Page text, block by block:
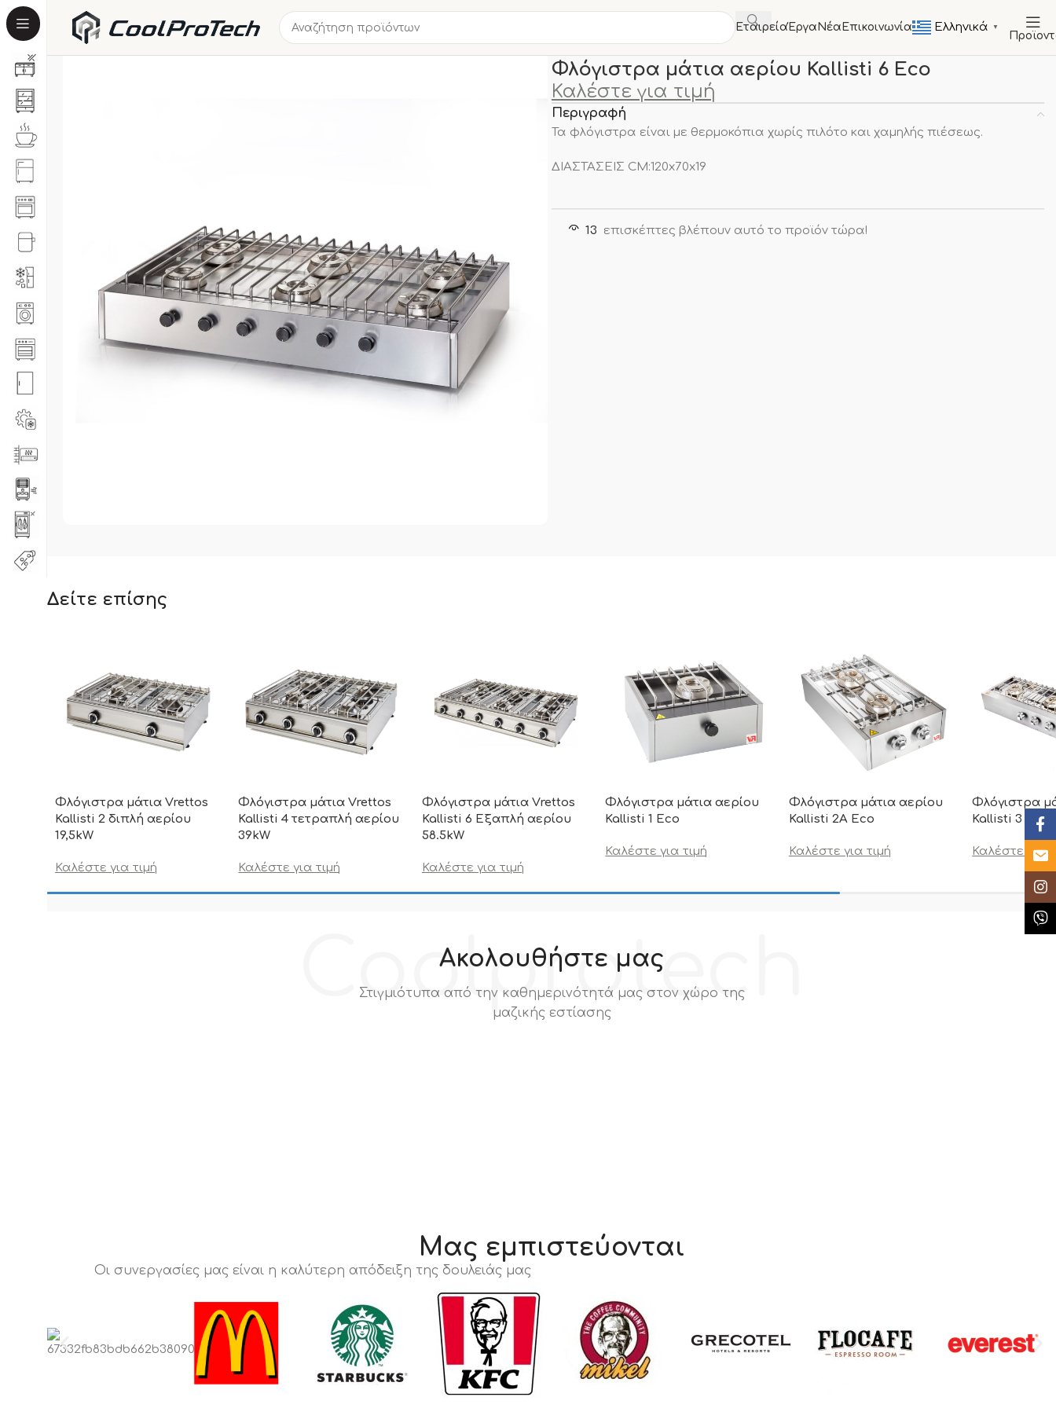
Εταιρεία Έργα Νέα Επικοινωνία Ελληνικά ▼
Φλόγιστρα μάτια αερίου Kallisti 6 Eco
Καλέστε για τιμή
Περιγραφή
Τα φλόγιστρα είναι με θερμοκόπια χωρίς πιλότο και χαμηλής πιέσεως.
ΔΙΑΣΤΑΣΕΙΣ CM:120x70x19
13 επισκέπτες βλέπουν αυτό το προϊόν τώρα!
Δείτε επίσης
Φλόγιστρα μάτια Vrettos
Kallisti 2 διπλή αερίου
19,5kW
Καλέστε για τιμή
Φλόγιστρα μάτια Vrettos
Kallisti 4 τετραπλή αερίου
39kW
Καλέστε για τιμή
Φλόγιστρα μάτια Vrettos
Kallisti 6 Εξαπλή αερίου
58.5kW
Καλέστε για τιμή
Φλόγιστρα μάτια αερίου
Kallisti 1 Eco
Καλέστε για τιμή
Φλόγιστρα μάτια αερίου
Kallisti 2A Eco
Καλέστε για τιμή
Φλόγιστρα
Kallisti 3 Eco
Καλέστε για
Coolprotech
Ακολουθήστε μας
Στιγμιότυπα από την καθημερινότητά μας στον χώρο της
μαζικής εστίασης
Μας εμπιστεύονται
Οι συνεργασίες μας είναι η καλύτερη απόδειξη της δουλειάς μας
Email